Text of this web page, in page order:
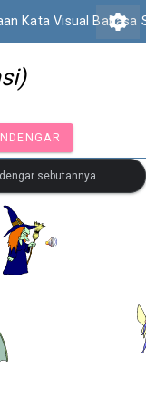
Kata Visual Bahasa
settings
MENDENGAR
sebutannya.